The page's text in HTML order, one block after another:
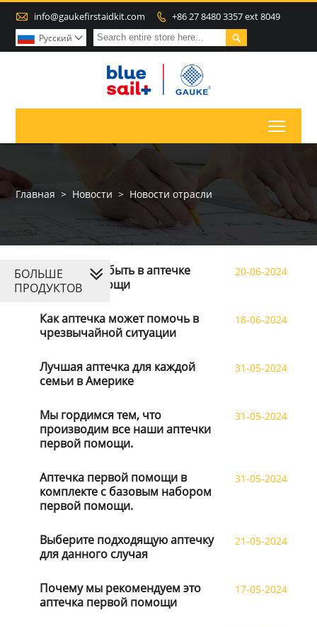
 info@gaukefirstaidkit.com  +86 27 8480 3357 ext 8049

Pусский 
Главная > Новости > Новости отрасли
Что должно быть в аптечке
первой помощи
20-06-2024
Как аптечка может помочь в
чрезвычайной ситуации
18-06-2024
Лучшая аптечка для каждой
семьи в Америке
31-05-2024
Мы гордимся тем, что
производим все наши аптечки
первой помощи.
31-05-2024
Аптечка первой помощи в
комплекте с базовым набором
первой помощи.
31-05-2024
Выберите подходящую аптечку
для данного случая
21-05-2024
Почему мы рекомендуем это
аптечка первой помощи
17-05-2024
БОЛЬШЕ
ПРОДУКТОВ